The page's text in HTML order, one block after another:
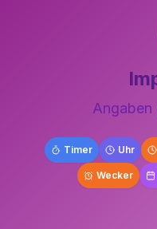
Angaben
Timer Uhr
Wecker